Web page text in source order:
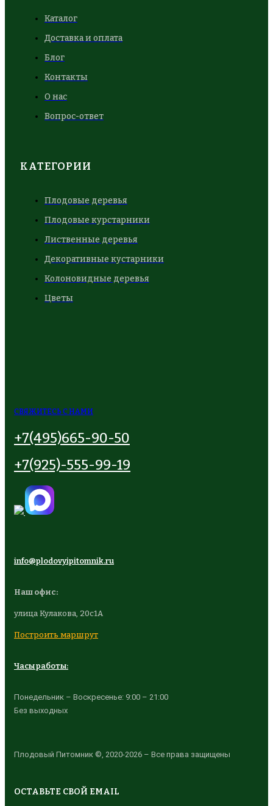
Каталог
Доставка и оплата
Блог
Контакты
О нас
Вопрос-ответ
КАТЕГОРИИ
Плодовые деревья
Плодовые курстарники
Лиственные деревья
Декоративные кустарники
Колоновидные деревья
Цветы
СВЯЖИТЕСЬ С НАМИ
+7(495)665-90-50
+7(925)-555-99-19
info@plodovyipitomnik.ru
Наш офис:
улица Кулакова, 20с1А
Построить маршрут
Часы работы:
Понедельник – Воскресенье: 9:00 – 21:00
Без выходных
Плодовый Питомник ©, 2020-2026 – Все права защищены
ОСТАВЬТЕ СВОЙ EMAIL